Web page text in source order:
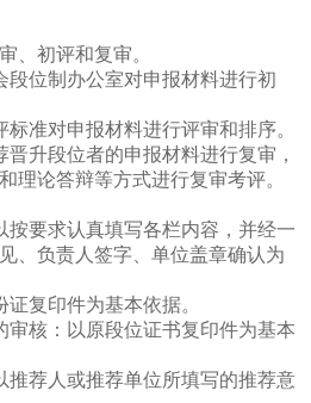
、初评和复审。
段位制办公室对申报材料进行初
准对申报材料进行评审和排序。
升段位者的申报材料进行复审，
理论答辩等方式进行复审考评。
按要求认真填写各栏内容，并经一
、负责人签字、单位盖章确认为
复印件为基本依据。
审核：以原段位证书复印件为基本
推荐人或推荐单位所填写的推荐意